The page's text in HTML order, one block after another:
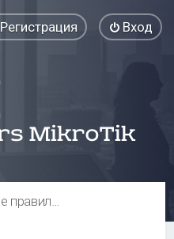
Вход
Регистрация
Общие правила форума и полезная информация